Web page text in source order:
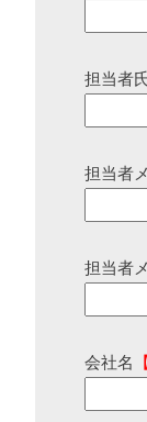
担当者
担当者
担当者
会社名